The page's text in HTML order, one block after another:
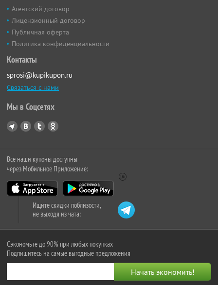
Агентский договор
Лицензионный договор
Публичная оферта
Политика конфиденциальности
Контакты
sprosi@kupikupon.ru
Связаться с нами
Мы в Соцсетях
Все наши купоны доступны
через Мобильное Приложение:
Ищите скидки поблизости,
не выходя из чата:
Сэкономьте до 90% при любых покупках
Подпишитесь на самые выгодные предложения